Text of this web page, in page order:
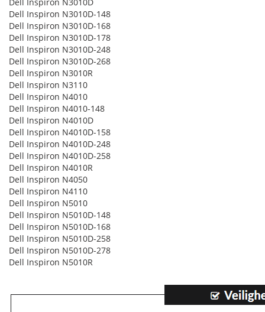
Dell Inspiron N3010D-148
Dell Inspiron N3010D-168
Dell Inspiron N3010D-178
Dell Inspiron N3010D-248
Dell Inspiron N3010D-268
Dell Inspiron N3010R
Dell Inspiron N3110
Dell Inspiron N4010
Dell Inspiron N4010-148
Dell Inspiron N4010D
Dell Inspiron N4010D-158
Dell Inspiron N4010D-248
Dell Inspiron N4010D-258
Dell Inspiron N4010R
Dell Inspiron N4050
Dell Inspiron N4110
Dell Inspiron N5010
Dell Inspiron N5010D-148
Dell Inspiron N5010D-168
Dell Inspiron N5010D-258
Dell Inspiron N5010D-278
Dell Inspiron N5010R